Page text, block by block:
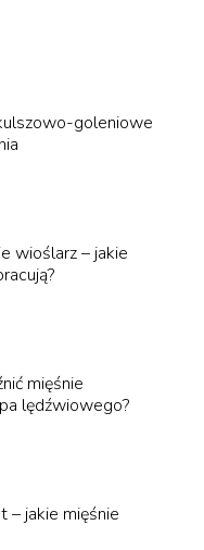
goleniowe
wioślarz – jakie
mięśnie
lędźwiowego?
– jakie mięśnie